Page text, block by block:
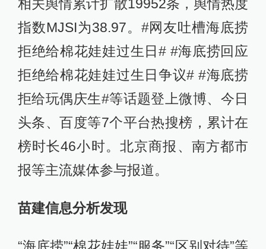
相关舆情累计扩散19952条，舆情热度
指数MJSI为38.97。#网友吐槽海底捞
拒绝给棉花娃娃过生日# #海底捞回应
拒绝给棉花娃娃过生日争议# #海底捞
拒给玩偶庆生#等话题登上微博、今日
头条、百度等7个平台热搜榜，累计在
榜时长46小时。北京商报、南方都市
报等主流媒体参与报道。
苗建信息分析发现
“海底捞”“棉花娃娃”“服务”“区别对待”等